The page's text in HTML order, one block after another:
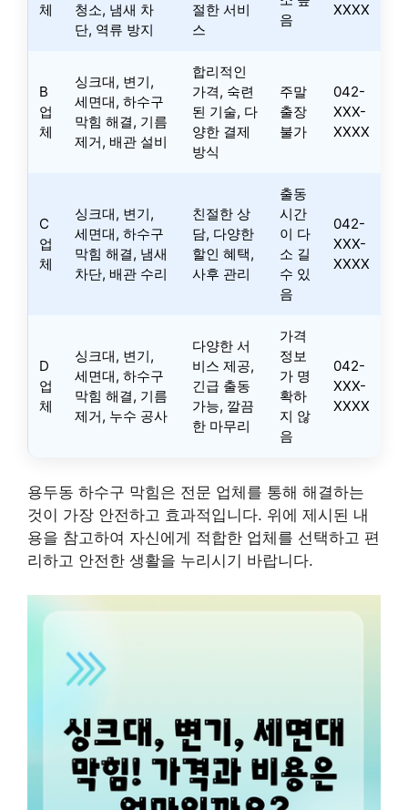
체
청소, 냄새 차
단, 역류 방지
절한 서비
스
음
XXXX
B
업
체
싱크대, 변기,
세면대, 하수구
막힘 해결, 기름
제거, 배관 설비
합리적인
가격, 숙련
된 기술, 다
양한 결제
방식
주말
출장
불가
042-
XXX-
XXXX
C
업
체
싱크대, 변기,
세면대, 하수구
막힘 해결, 냄새
차단, 배관 수리
친절한 상
담, 다양한
할인 혜택,
사후 관리
출동
시간
이 다
소 길
수 있
음
042-
XXX-
XXXX
D
업
체
싱크대, 변기,
세면대, 하수구
막힘 해결, 기름
제거, 누수 공사
다양한 서
비스 제공,
긴급 출동
가능, 깔끔
한 마무리
가격
정보
가 명
확하
지 않
음
042-
XXX-
XXXX
용두동 하수구 막힘은 전문 업체를 통해 해결하는
것이 가장 안전하고 효과적입니다. 위에 제시된 내
용을 참고하여 자신에게 적합한 업체를 선택하고 편
리하고 안전한 생활을 누리시기 바랍니다.